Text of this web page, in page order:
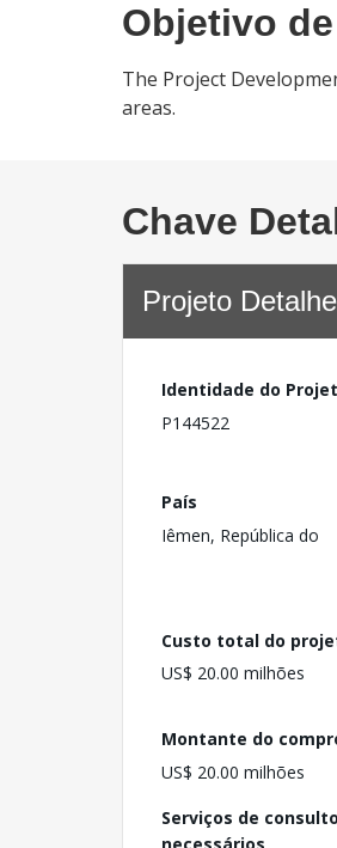
Objetivo
The Project
areas.
Chave
Projeto
Identidade do
P144522
País
Iêmen, República do
Custo total do
US$ 20.00 milhões
Montante do
US$ 20.00 milhões
Serviços de
necessários